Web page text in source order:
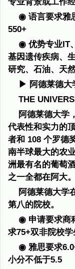
专业背景或工作
◉ 语言要求雅
550+
◉ 优势专业IT
基因遗传疾病、
研究、石油、天
▶ 阿德莱德大
THE
阿德莱德大学
代表性和实力的
者和 108 个罗德
南半球最大的农
洲最有名的葡萄
之一全都在阿大。
阿德莱德大学
第八的院校。
◉ 申请要求商
求75+双非院校
◉ 雅思要求
小分不低于5.5